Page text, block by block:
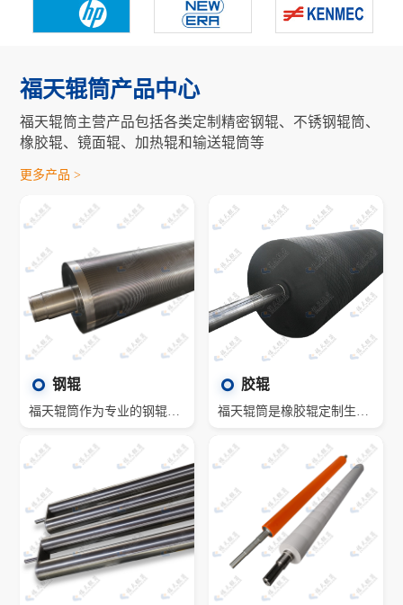
福天辊筒产品中心
福天辊筒主营产品包括各类定制精密钢辊、不锈钢辊筒、
橡胶辊、镜面辊、加热辊和输送辊筒等
更多产品 >
钢辊
福天辊筒作为专业的钢辊筒厂家，可根据辊筒的功能和应用行业，定制各类钢辊，钢辊依其使用场合和功能等名称不一，如无动力辊筒、驱动辊、托辊、加热辊、镀铬辊、镜面辊、镀锌辊、特氟龙辊筒、化学镀镍辊筒、送料辊、覆膜辊和印刷辊等。
胶辊
福天辊筒是橡胶辊定制生产厂家，客户可定制生产聚氨酯胶辊、丁腈橡胶辊、丁苯橡胶辊、三元乙丙胶辊和硅胶辊等。我们提供热硫化和冷硫化橡胶包覆，同时还可以根据客户要求满足特殊的要求如摩擦力和抗静电性能等。